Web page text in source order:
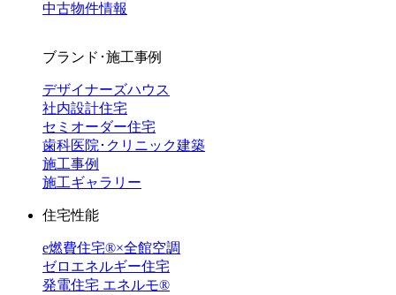
中古物件情報
ブランド･施工事例
デザイナーズハウス
社内設計住宅
セミオーダー住宅
歯科医院･クリニック建築
施工事例
施工ギャラリー
住宅性能
e燃費住宅®︎×全館空調
ゼロエネルギー住宅
発電住宅 エネルモ®